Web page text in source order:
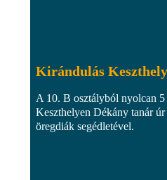
Kirándulás
A 10. B osztályból nyolcan
Keszthelyen Dékány tanár
öregdiák segédletével.